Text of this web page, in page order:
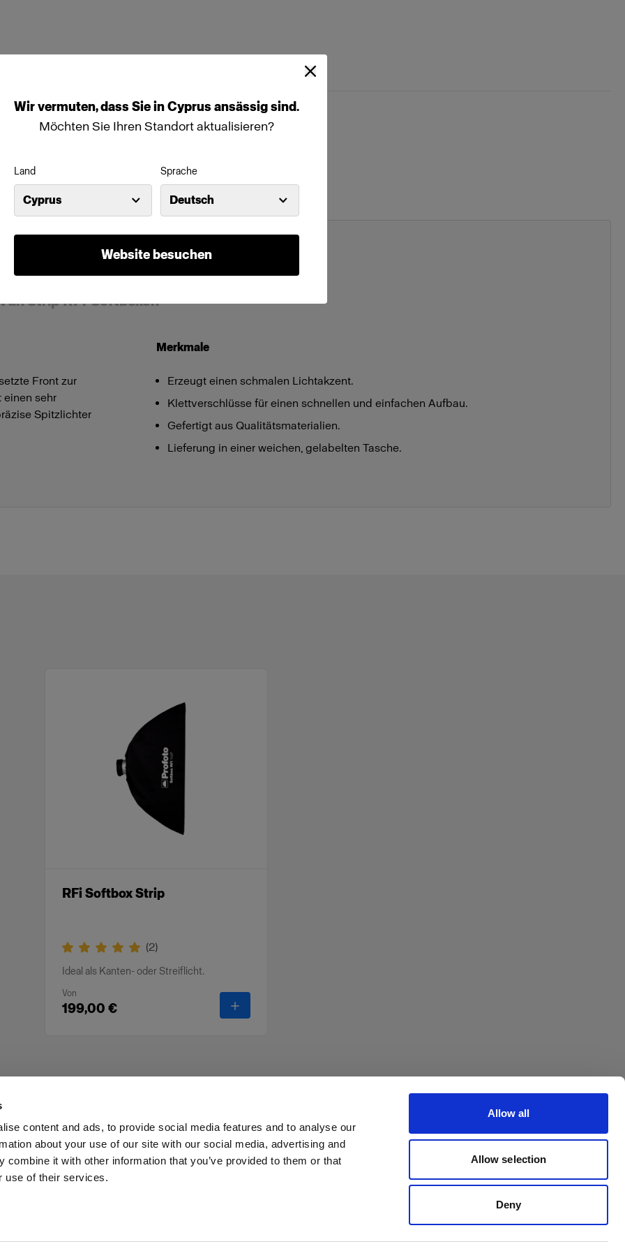
content and ads, to provide social media features and to analyse our
about your use of our site with our social media, advertising and
combine it with other information that you’ve provided to them or that
use of their services.
Allow all
Allow selection
Deny
Wirvermuten,dass SieinCyprus ansässigsind.
Möchten Sie Ihren Standort aktualisieren?
Land
Cyprus
Sprache
Deutsch
Website besuchen
an Strip RFi-Softboxen
Front zur
einen sehr
Spitzlichter
Merkmale
Erzeugt einen schmalen Lichtakzent.
Klettverschlüsse für einen schnellen und einfachen Aufbau.
Gefertigt aus Qualitätsmaterialien.
Lieferung in einer weichen, gelabelten Tasche.
RFi Softbox Strip
(2)
Ideal als Kanten- oder Streiflicht.
Von
199,00 €
Investoren Share the Light Withdrawal your order